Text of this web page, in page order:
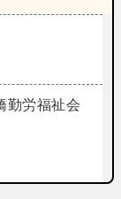
勤労福祉会